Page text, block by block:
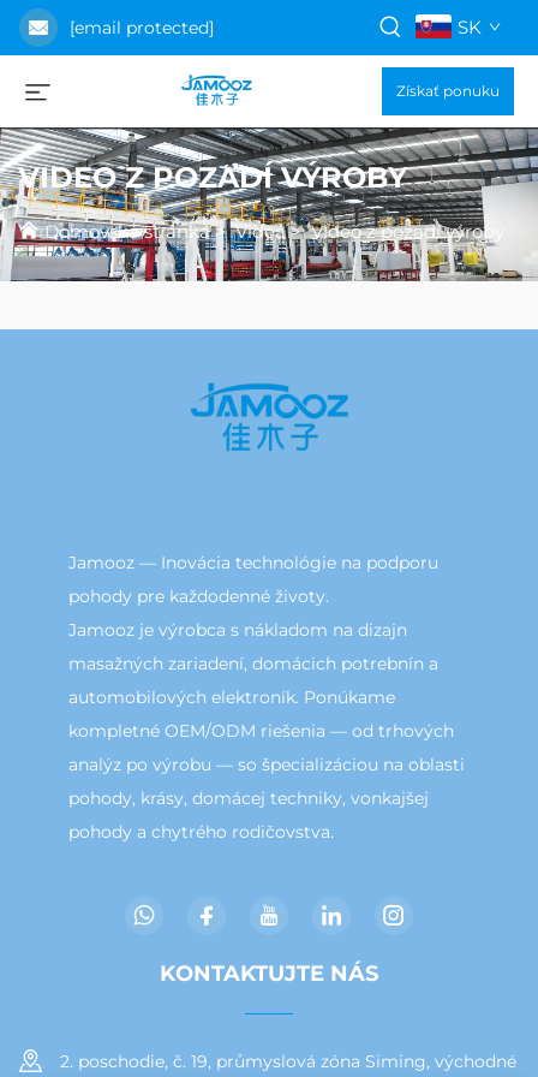
[email protected] SK
Získať ponuku
VIDEO Z POZADÍ VÝROBY
Domovská stránka>Videá>Videó z pozadí výroby
Jamooz — Inovácia technológie na podporu
pohody pre každodenné životy.
Jamooz je výrobca s nákladom na dizajn
masažných zariadení, domácich potrebnín a
automobilových elektroník. Ponúkame
kompletné OEM/ODM riešenia — od trhových
analýz po výrobu — so špecializáciou na oblasti
pohody, krásy, domácej techniky, vonkajšej
pohody a chytrého rodičovstva.
KONTAKTUJTE NÁS
2. poschodie, č. 19, průmyslová zóna Siming, východné